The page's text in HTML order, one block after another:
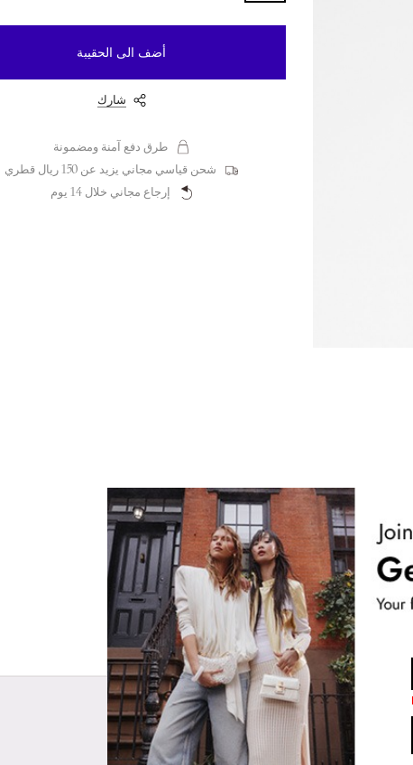
أضف الى الحقيبة
شارك
طرق دفع آمنة ومضمونة
شحن قياسي مجاني يزيد عن 150 ريال قطري
إرجاع مجاني خلال 14 يوم